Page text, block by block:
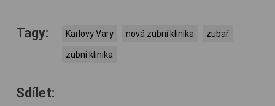
Tagy: Karlovy Vary nová zubní klinika zubař
zubní klinika
Sdílet: